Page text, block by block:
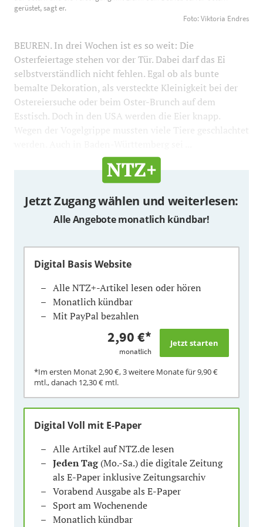
Eiern. Sein Betrieb sei für Ostern gerüstet, sagt er. Foto:
gerüstet, sagt er.
Foto: Viktoria Endres
BEUREN. In drei Wochen ist es so weit: Die
Osterfeiertage stehen vor der Tür. Dabei darf das Ei
selbstverständlich nicht fehlen. Egal ob als bunte
bemalte Dekoration, als versteckte Kleinigkeit bei der
Ostereiersuche oder beim Oster-Brunch auf dem
Esstisch. Doch in den USA werden die Eier knapp.
Wegen der Vogelgrippe mussten viele Tiere geschlachtet
Jetzt Zugang wählen und weiterlesen:
Alle Angebote monatlich kündbar!
Digital Basis Website
Alle NTZ+-Artikel lesen oder hören
Monatlich kündbar
Mit PayPal bezahlen
2,90 €*
monatlich
*Im ersten Monat2,90 €, 3 weitere Monate für9,90 €
mtl., danach 12,30 € mtl.
Digital Voll mit E-Paper
Alle Artikel auf NTZ.de lesen
Jeden Tag(Mo.-Sa.) die digitale Zeitung
als E-Paper inklusive Zeitungsarchiv
Vorabend Ausgabe als E-Paper
Sport am Wochenende
Monatlich kündbar